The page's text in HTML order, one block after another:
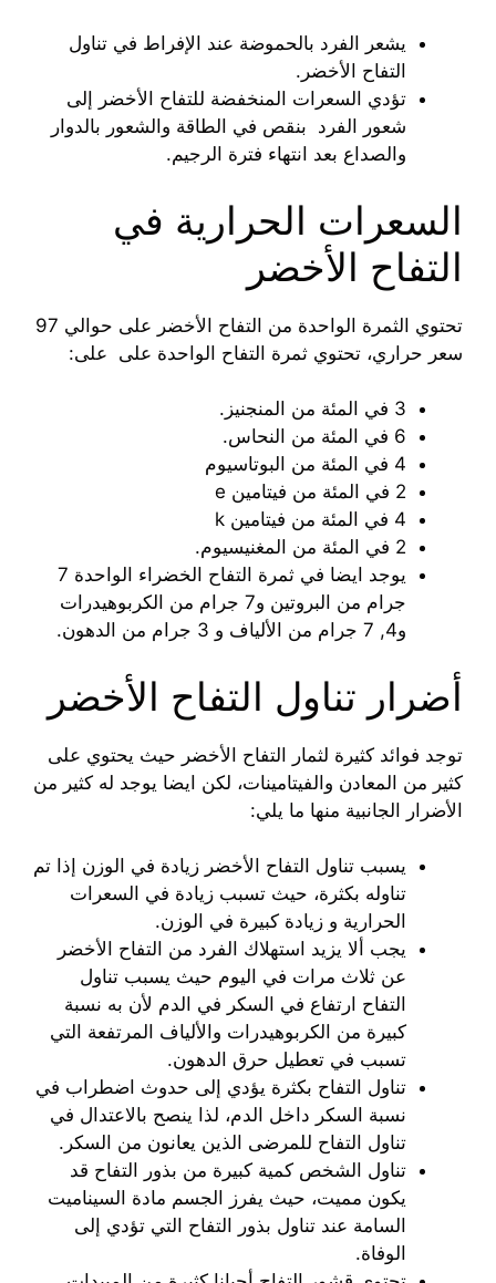
يشعر الفرد بالحموضة عند الإفراط في تناول
التفاح الأخضر.
تؤدي السعرات المنخفضة للتفاح الأخضر إلى
شعور الفرد بنقص في الطاقة والشعور بالدوار
والصداع بعد انتهاء فترة الرجيم.
السعرات الحرارية في
التفاح الأخضر
تحتوي الثمرة الواحدة من التفاح الأخضر على حوالي 97
سعر حراري، تحتوي ثمرة التفاح الواحدة على على:
3 في المئة من المنجنيز.
6 في المئة من النحاس.
4 في المئة من البوتاسيوم
2 في المئة من فيتامين e
4 في المئة من فيتامين k
2 في المئة من المغنيسيوم.
يوجد ايضا في ثمرة التفاح الخضراء الواحدة 7
جرام من البروتين و7 جرام من الكربوهيدرات
و4, 7 جرام من الألياف و 3 جرام من الدهون.
أضرار تناول التفاح الأخضر
توجد فوائد كثيرة لثمار التفاح الأخضر حيث يحتوي على
كثير من المعادن والفيتامينات، لكن ايضا يوجد له كثير من
الأضرار الجانبية منها ما يلي:
يسبب تناول التفاح الأخضر زيادة في الوزن إذا تم
تناوله بكثرة، حيث تسبب زيادة في السعرات
الحرارية و زيادة كبيرة في الوزن.
يجب ألا يزيد استهلاك الفرد من التفاح الأخضر
عن ثلاث مرات في اليوم حيث يسبب تناول
التفاح ارتفاع في السكر في الدم لأن به نسبة
كبيرة من الكربوهيدرات والألياف المرتفعة التي
تسبب في تعطيل حرق الدهون.
تناول التفاح بكثرة يؤدي إلى حدوث اضطراب في
نسبة السكر داخل الدم، لذا ينصح بالاعتدال في
تناول التفاح للمرضى الذين يعانون من السكر.
تناول الشخص كمية كبيرة من بذور التفاح قد
يكون مميت، حيث يفرز الجسم مادة السيناميت
السامة عند تناول بذور التفاح التي تؤدي إلى
الوفاة.